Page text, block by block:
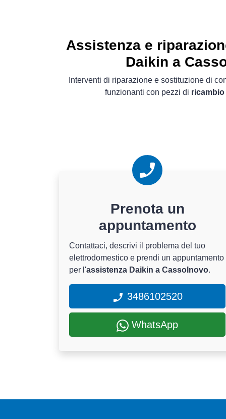
Assistenza e
Daikin a
Interventi di riparazione e sostituzione di
funzionanti con pezzi di
Prenota un
appuntamento
Contattaci, descrivi il problema del tuo
elettrodomestico e prendi un appuntamento
per l'assistenza Daikin a Cassolnovo.
3486102520
WhatsApp